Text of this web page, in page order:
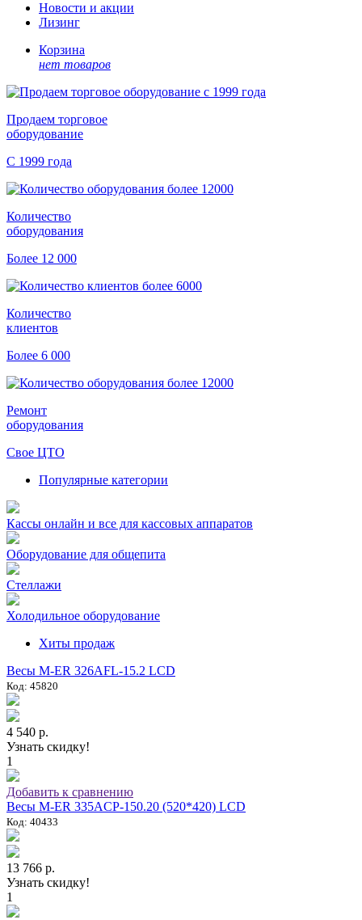
Новости и акции
Лизинг
Корзина
нет товаров
Продаем торговое
оборудование
С 1999 года
Количество
оборудования
Более 12 000
Количество
клиентов
Более 6 000
Ремонт
оборудования
Свое ЦТО
Популярные категории
Кассы онлайн и все для кассовых аппаратов
Оборудование для общепита
Стеллажи
Холодильное оборудование
Хиты продаж
Весы M-ER 326AFL-15.2 LCD
Код: 45820
4 540 р.
Узнать скидку!
1
Добавить к сравнению
Весы M-ER 335ACP-150.20 (520*420) LCD
Код: 40433
13 766 р.
Узнать скидку!
1